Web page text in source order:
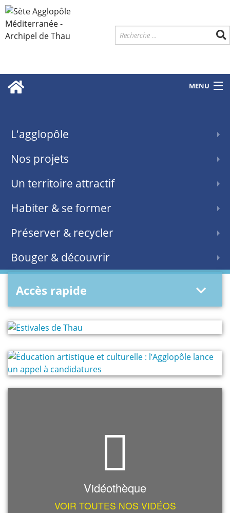
MENU
L'agglopôle
Nos projets
Un territoire attractif
Habiter & se former
Préserver & recycler
Bouger & découvrir
Accès rapide
Vidéothèque
VOIR TOUTES NOS VIDÉOS